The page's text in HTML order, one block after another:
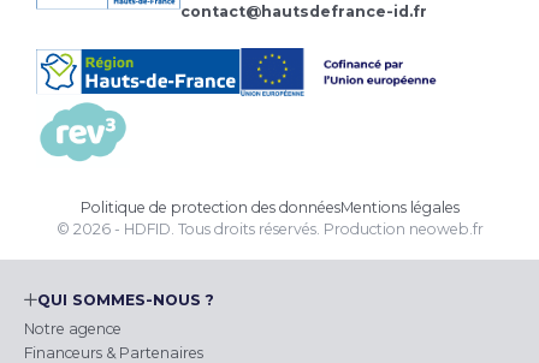
contact@hautsdefrance-id.fr
Politique de protection des donnéesMentions légales
© 2026 - HDFID. Tous droits réservés. Production neoweb.fr
QUI SOMMES-NOUS ?
Notre agence
Financeurs & Partenaires